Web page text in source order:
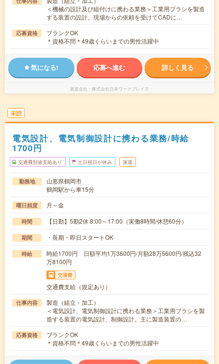
＜機械の設計及び組付けに携わる業務＞工業用ブラシを製造
する装置の設計。現場からの依頼を受けてCADに…
応募資格
ブランクOK
＊資格不問＊49歳くらいまでの男性活躍中
気になる! 応募へ進む 詳しく見る
派遣会社 株式会社日本ワークプレイス
未読
電気設計、電気制御設計に携わる業務/時給
1700円
交通費別途支給あり 土日祝日が休み 派遣
勤務地
山形県鶴岡市
鶴岡駅から車15分
曜日頻度 月～金
時間 【日勤】5勤2休 8:00～17:00（実働8時間/休憩60分）
期間 ・長期・即日スタートOK
時給
時給1700円 日額平均1万3600円/月額28万5600円/残込32
万8100円
交通費
交通費支給（規定あり）
仕事内容
製造（組立・加工）
＜電気設計、電気制御設計に携わる業務＞工業用ブラシを製
造する装置の電気設計、制御設計。主に製造装置の…
応募資格
ブランクOK
＊資格不問＊49歳くらいまでの男性活躍中